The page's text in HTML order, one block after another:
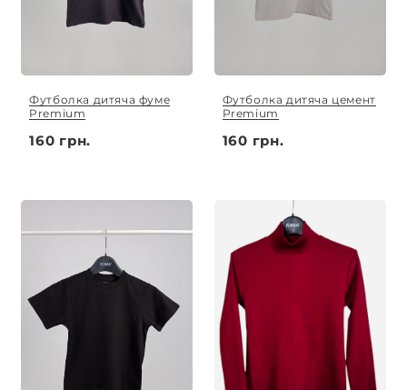
Футболка дитяча фуме
Premium
160 грн.
Футболка дитяча цемент
Premium
160 грн.